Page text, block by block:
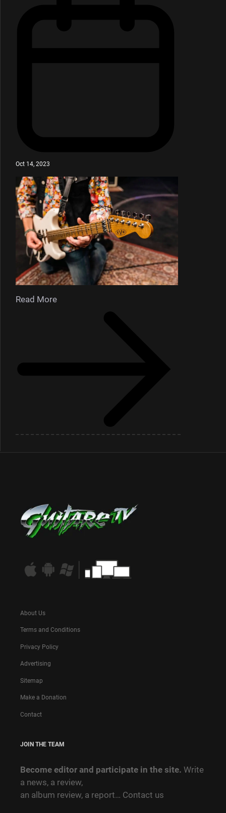
Oct 14, 2023
Read More
About Us
Terms and Conditions
Privacy Policy
Advertising
Sitemap
Make a Donation
Contact
JOIN THE TEAM
Become editor and participate in the site. Write
a news, a review,
an album review, a report… Contact us